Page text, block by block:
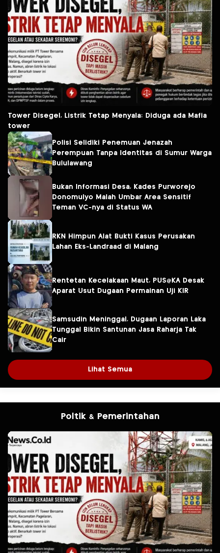
Tower Disegel, Listrik Tetap Menyala: Diduga ada Mafia
tower
Polisi Selidiki Penemuan Jenazah
Perempuan Tanpa Identitas di Sumur Warga
Bululawang
Bukan Informasi Desa, Kades Purworejo
Donomulyo Malah Umbar Area Sensitif
Teman VC-nya di Status WA
RKN Himpun Alat Bukti Kasus Perusakan
Lahan Eks-Landraad di Malang
Rentetan Kecelakaan Maut, PUS@KA Desak
Aparat Usut Dugaan Permainan Uji KIR
Samsudin Meninggal, Dugaan Laporan Laka
Tunggal Bikin Santunan Jasa Raharja Tak
Cair
Lihat Semua
Poltik & Pemerintahan